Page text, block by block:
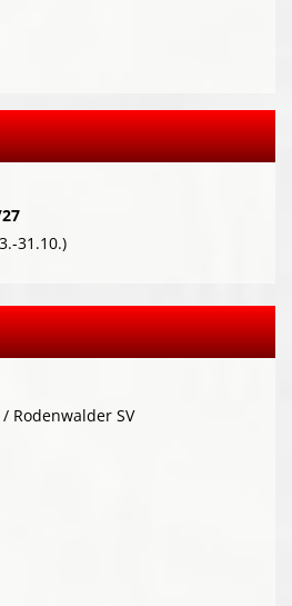
31.10.)
Rodenwalder SV